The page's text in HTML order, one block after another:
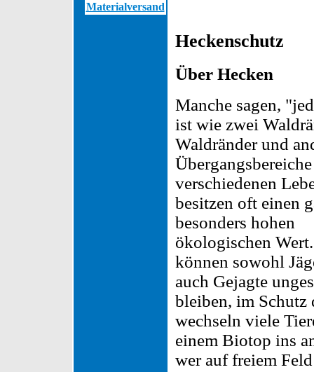
Materialversand
Heckenschutz
Über Hecken
Manche sagen,
ist wie zwei
Waldränder und
verschiedenen
besitzen oft einen
besonders hohen
ökologischen
können sowohl
auch Gejagte
bleiben, im Schutz
wechseln viele
einem Biotop ins
wer auf freiem